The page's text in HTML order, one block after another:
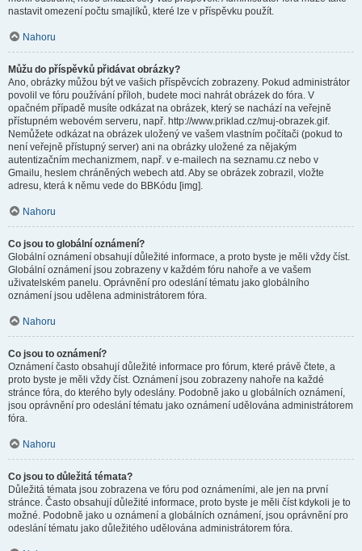
nastavit omezení počtu smajlíků, které lze v příspěvku použít.
Nahoru
Můžu do příspěvků přidávat obrázky?
Ano, obrázky můžou být ve vašich příspěvcích zobrazeny. Pokud administrátor
povolil ve fóru používání příloh, budete moci nahrát obrázek do fóra. V
opačném případě musíte odkázat na obrázek, který se nachází na veřejně
přístupném webovém serveru, např. http://www.priklad.cz/muj-obrazek.gif.
Nemůžete odkázat na obrázek uložený ve vašem vlastním počítači (pokud to
není veřejně přístupný server) ani na obrázky uložené za nějakým
autentizačním mechanizmem, např. v e-mailech na seznamu.cz nebo v
Gmailu, heslem chráněných webech atd. Aby se obrázek zobrazil, vložte
adresu, která k němu vede do BBKódu [img].
Nahoru
Co jsou to globální oznámení?
Globální oznámení obsahují důležité informace, a proto byste je měli vždy číst.
Globální oznámení jsou zobrazeny v každém fóru nahoře a ve vašem
uživatelském panelu. Oprávnění pro odeslání tématu jako globálního
oznámení jsou udělena administrátorem fóra.
Nahoru
Co jsou to oznámení?
Oznámení často obsahují důležité informace pro fórum, které právě čtete, a
proto byste je měli vždy číst. Oznámení jsou zobrazeny nahoře na každé
stránce fóra, do kterého byly odeslány. Podobně jako u globálních oznámení,
jsou oprávnění pro odeslání tématu jako oznámení udělována administrátorem
fóra.
Nahoru
Co jsou to důležitá témata?
Důležitá témata jsou zobrazena ve fóru pod oznámeními, ale jen na první
stránce. Často obsahují důležité informace, proto byste je měli číst kdykoli je to
možné. Podobně jako u oznámení a globálních oznámení, jsou oprávnění pro
odeslání tématu jako důležitého udělována administrátorem fóra.